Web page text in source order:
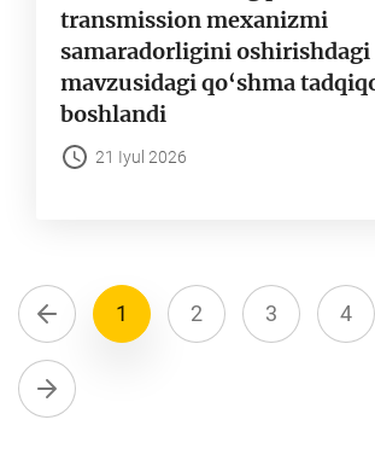
transmission mexanizmi
samaradorligini
mavzusidagi qo‘shma
boshlandi
21 Iyul 2026
1 2 3 4